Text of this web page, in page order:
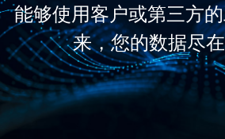
能够使用客户或第三方
来，您的数据尽